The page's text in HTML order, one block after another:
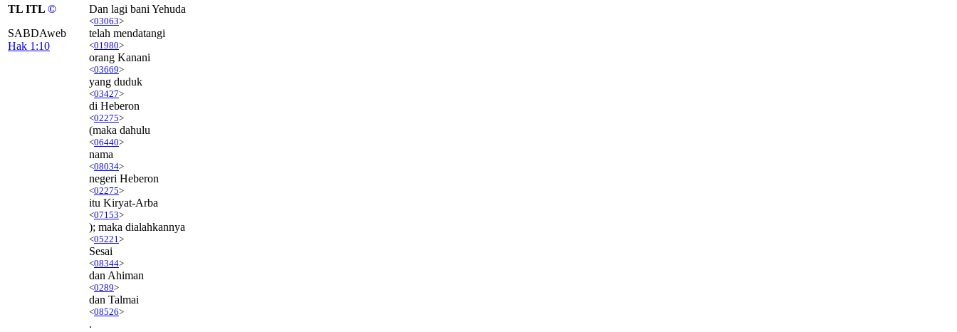
TL ITL ©
SABDAweb
Hak 1:10
Dan lagi bani Yehuda
<03063>
telah mendatangi
<01980>
orang Kanani
<03669>
yang duduk
<03427>
di Heberon
<02275>
(maka dahulu
<06440>
nama
<08034>
negeri Heberon
<02275>
itu Kiryat-Arba
<07153>
); maka dialahkannya
<05221 >
Sesai
<08344>
dan Ahiman
<0289>
dan Talmai
<08526>
.